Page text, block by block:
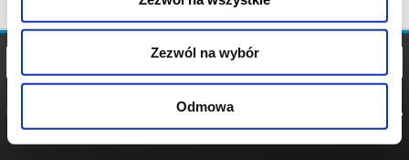
Zezwól na wybór
Odmowa
POLITYKA
POLITYKA